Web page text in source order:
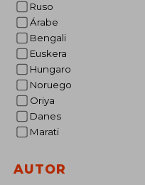
Ruso
Árabe
Bengali
Euskera
Hungaro
Noruego
Oriya
Danes
Marati
AUTOR